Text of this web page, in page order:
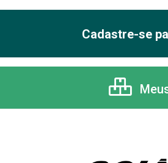
Cadastre-se